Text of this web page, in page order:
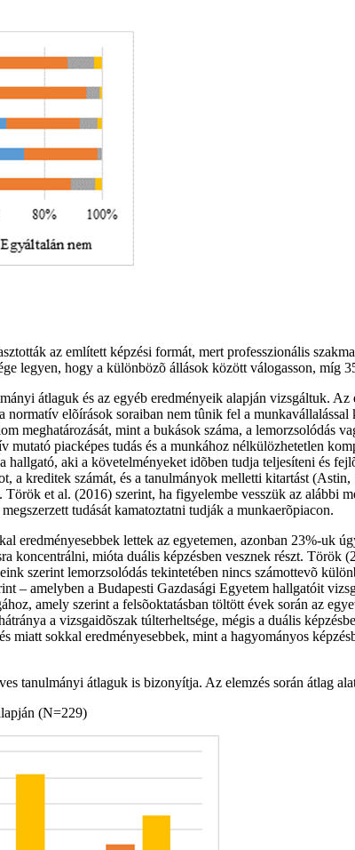
az említett képzési formát, mert professzionális
legyen, hogy a különbözõ állások között válogasson, míg
átlaguk és az egyéb eredményeik alapján vizsgáltuk.
elõírások soraiban nem tûnik fel a
meghatározását, mint a bukások száma, a lemorzsolódás
piacképes tudás és a munkához nélkülözhetetlen
hallgató, aki a követelményeket idõben tudja teljesíteni és
a kreditek számát, és a tanulmányok melletti kitartást
et al. (2016) szerint, ha figyelembe vesszük az alábbi
tudását kamatoztatni tudják a munkaerõpiacon.
eredményesebbek lettek az egyetemen, azonban 23%-uk
koncentrálni, mióta duális képzésben vesznek részt.
szerint lemorzsolódás tekintetében nincs számottevõ
– amelyben a Budapesti Gazdasági Egyetem hallgatóit
amely szerint a felsõoktatásban töltött évek során az
a vizsgaidõszak túlterheltsége, mégis a duális
miatt sokkal eredményesebbek, mint a hagyományos
tanulmányi átlaguk is bizonyítja. Az elemzés során átlag
(N=229)